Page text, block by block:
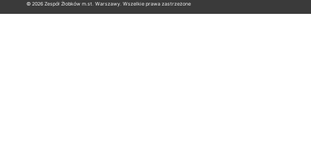
© 2026 Zespół Żłobków m.st. Warszawy. Wszelkie prawa zastrzeżone